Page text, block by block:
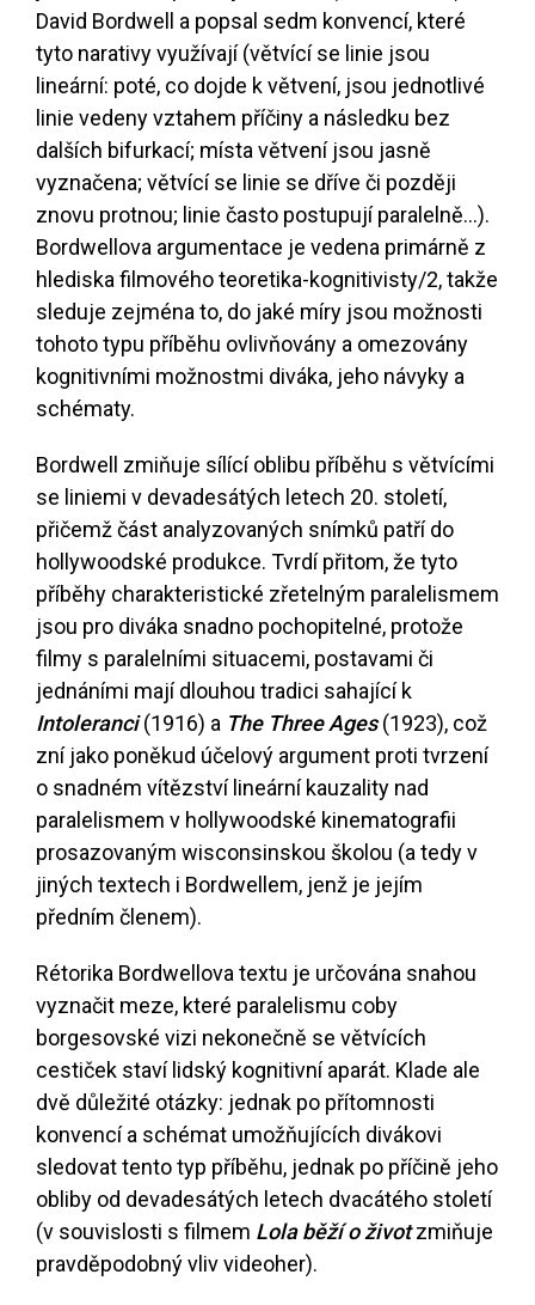
David Bordwell a popsal sedm konvencí, které
tyto narativy využívají (větvící se linie jsou
lineární: poté, co dojde k větvení, jsou jednotlivé
linie vedeny vztahem příčiny a následku bez
dalších bifurkací; místa větvení jsou jasně
vyznačena; větvící se linie se dříve či později
znovu protnou; linie často postupují paralelně...).
Bordwellova argumentace je vedena primárně z
hlediska filmového teoretika-kognitivisty/2, takže
sleduje zejména to, do jaké míry jsou možnosti
tohoto typu příběhu ovlivňovány a omezovány
kognitivními možnostmi diváka, jeho návyky a
schématy.
Bordwell zmiňuje sílící oblibu příběhu s větvícími
se liniemi v devadesátých letech 20. století,
přičemž část analyzovaných snímků patří do
hollywoodské produkce. Tvrdí přitom, že tyto
příběhy charakteristické zřetelným paralelismem
jsou pro diváka snadno pochopitelné, protože
filmy s paralelními situacemi, postavami či
jednáními mají dlouhou tradici sahající k
Intoleranci(1916) a The Three Ages(1923), což
zní jako poněkud účelový argument proti tvrzení
o snadném vítězství lineární kauzality nad
paralelismem v hollywoodské kinematografii
prosazovaným wisconsinskou školou (a tedy v
jiných textech i Bordwellem, jenž je jejím
předním členem).
Rétorika Bordwellova textu je určována snahou
vyznačit meze, které paralelismu coby
borgesovské vizi nekonečně se větvících
cestiček staví lidský kognitivní aparát. Klade ale
dvě důležité otázky: jednak po přítomnosti
konvencí a schémat umožňujících divákovi
sledovat tento typ příběhu, jednak po příčině jeho
obliby od devadesátých letech dvacátého století
(v souvislosti s filmem Lola běží o životzmiňuje
pravděpodobný vliv videoher).